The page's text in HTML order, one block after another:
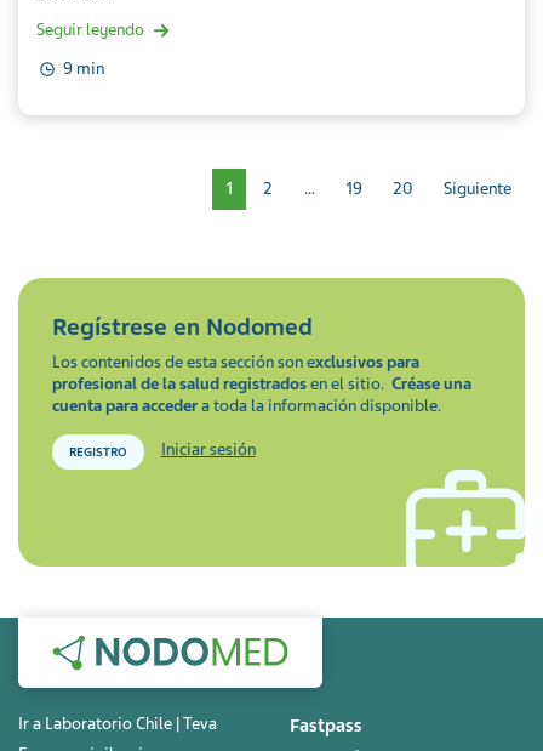
Seguir leyendo
9 min
1 2 … 19 20 Siguiente
Regístrese en Nodomed
Los contenidos de esta sección son exclusivos para
profesional de la salud registradosen el sitio. Créase una
cuenta para accedera toda la información disponible.
REGISTRO Iniciar sesión
Ir a Laboratorio Chile | Teva
Fastpass